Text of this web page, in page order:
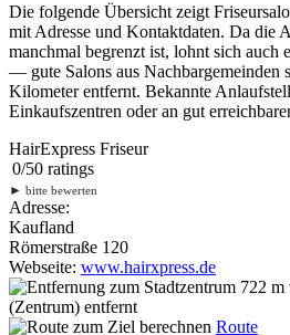
Die folgende Übersicht zeigt
mit Adresse und Kontaktdaten. Da die
manchmal begrenzt ist, lohnt sich
— gute Salons aus Nachbargemeinden
Kilometer entfernt. Bekannte
Einkaufszentren oder an gut
HairExpress Friseur
0/50 ratings
► bitte bewerten
Adresse:
Kaufland
Römerstraße 120
Webseite: www.hairxpress.de
722 m
(Zentrum) entfernt
Route